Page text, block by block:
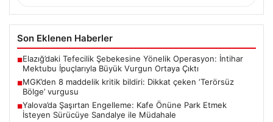
Son Eklenen Haberler
■Elazığ’daki Tefecilik Şebekesine Yönelik Operasyon: İntihar
Mektubu İpuçlarıyla Büyük Vurgun Ortaya Çıktı
■MGK’den 8 maddelik kritik bildiri: Dikkat çeken ‘Terörsüz
Bölge’ vurgusu
■Yalova’da Şaşırtan Engelleme: Kafe Önüne Park Etmek
İsteyen Sürücüye Sandalye ile Müdahale